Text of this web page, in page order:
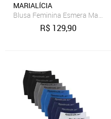
MARIALÍCIA
Blusa Feminina Esmera
R$ 129,90